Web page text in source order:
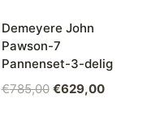
Demeyere John
Pawson-7
Pannenset-3-delig
€785,00 Oorspronkelijke
€629,00Huidige